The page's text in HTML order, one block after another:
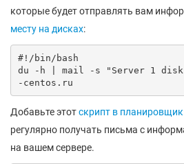
которые будет отправлять вам
месту на дисках:
#!/bin/bash
du -h | mail -s "Server 1 disk
-centos.ru
Добавьте этотскрипт в
регулярно получать письма с
на вашем сервере.